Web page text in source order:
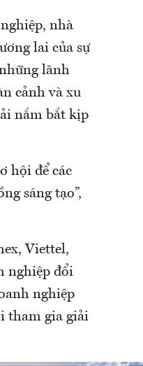
nhà
lai của sự
lãnh
cảnh và xu
nắm bắt kịp
hội để các
sáng tạo”,
Viettel,
nghiệp đổi
nghiệp
tham gia giải